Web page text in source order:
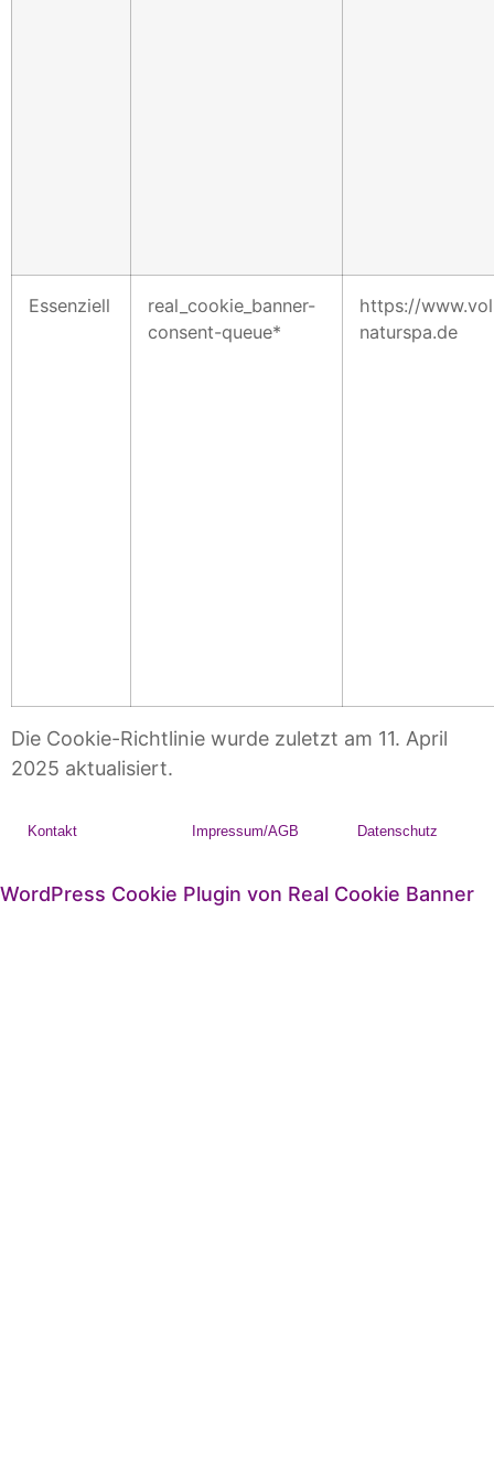
Essenziell
real_cookie_banner-
consent-queue*
https://
naturspa.de
Die Cookie-Richtlinie wurde zuletzt am 11. April
2025 aktualisiert.
Kontakt Impressum/AGB Datenschutz
WordPress Cookie Plugin von Real Cookie Banner